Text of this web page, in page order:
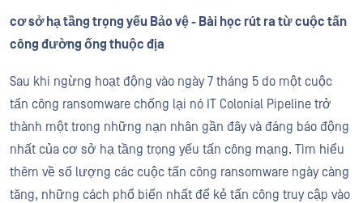
cơ sở hạ tầng trọng yếu Bảo vệ - Bài học rút ra từ cuộc tấn
công đường ống thuộc địa
Sau khi ngừng hoạt động vào ngày 7 tháng 5 do một cuộc
tấn công ransomware chống lại nó IT Colonial Pipeline trở
thành một trong những nạn nhân gần đây và đáng báo động
nhất của cơ sở hạ tầng trọng yếu tấn công mạng. Tìm hiểu
thêm về số lượng các cuộc tấn công ransomware ngày càng
tăng, những cách phổ biến nhất để kẻ tấn công truy cập vào